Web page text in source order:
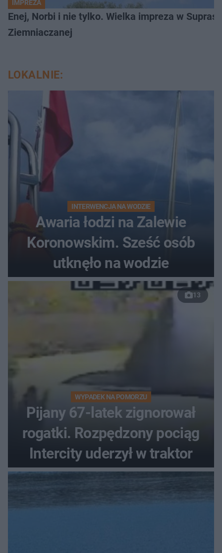
IMPREZA
Enej, Norbi i nie tylko. Wielka impreza w
Ziemniaczanej
LOKALNIE:
INTERWENCJA NA WODZIE
Awaria łodzi na Zalewie
Koronowskim. Sześć osób
utknęło na wodzie
13
WYPADEK NA POMORZU
Pijany 67-latek zignorował
rogatki. Rozpędzony pociąg
Intercity uderzył w traktor